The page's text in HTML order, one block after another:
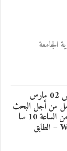
الجامعة
قام مركز المسارات المهنية لجامعة الجزائر3 يوم الخميس 02 مارس
عمل من أجل البحث
عن وظيفة”، وذلك يوم الأربعاء 02/03/2022 من الساعة 10 سا
إلى 12 سا 30 بمقر مركز المسارات المهنية (البناية W – الطابق